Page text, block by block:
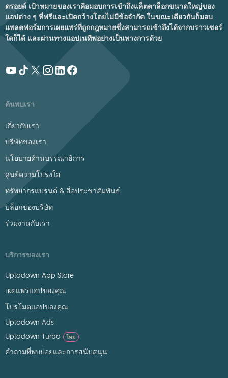
ดรอยด์ เป้าหมายของเราคือมอบการเข้าถึงแค็ตตาล็อกขนาดใหญ่ของ
แอปต่าง ๆ ที่ฟรีและเปิดกว้างโดยไม่มีข้อจำกัด ในขณะเดียวกันก็มอบ
แพลตฟอร์มการเผยแพร่ที่ถูกกฎหมายซึ่งสามารถเข้าถึงได้จากบราวเซอร์
ใดก็ได้ และผ่านทางแอปเนทีฟอย่างเป็นทางการด้วย
ค้นพบเรา
เกี่ยวกับเรา
บริษัทของเรา
นโยบายด้านบรรณาธิการ
ศูนย์ความโปร่งใส
ทรัพยากรแบรนด์ & สื่อประชาสัมพันธ์
บล็อกของบริษัท
ร่วมงานกับเรา
บริการของเรา
Uptodown App Store
เผยแพร่แอปของคุณ
โปรโมตแอปของคุณ
Uptodown Ads
Uptodown Turbo
ใหม่
คำถามที่พบบ่อยและการสนับสนุน